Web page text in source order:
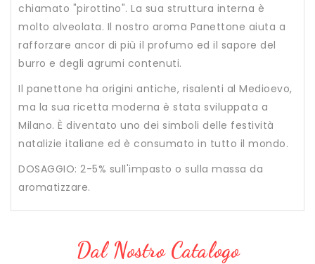
chiamato "pirottino". La sua struttura interna è
molto alveolata. Il nostro aroma Panettone aiuta a
rafforzare ancor di più il profumo ed il sapore del
burro e degli agrumi contenuti.
Il panettone ha origini antiche, risalenti al Medioevo,
ma la sua ricetta moderna è stata sviluppata a
Milano. È diventato uno dei simboli delle festività
natalizie italiane ed è consumato in tutto il mondo.
DOSAGGIO: 2-5% sull'impasto o sulla massa da
aromatizzare.
Dal Nostro Catalogo